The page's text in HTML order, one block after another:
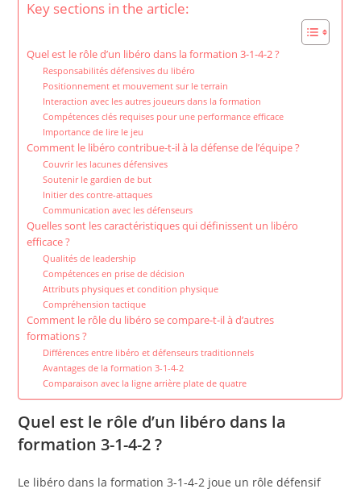
Key sections in the article:
Quel est le rôle d’un libéro dans la formation 3-1-4-2 ?
Responsabilités défensives du libéro
Positionnement et mouvement sur le terrain
Interaction avec les autres joueurs dans la formation
Compétences clés requises pour une performance efficace
Importance de lire le jeu
Comment le libéro contribue-t-il à la défense de l’équipe ?
Couvrir les lacunes défensives
Soutenir le gardien de but
Initier des contre-attaques
Communication avec les défenseurs
Quelles sont les caractéristiques qui définissent un libéro
efficace ?
Qualités de leadership
Compétences en prise de décision
Attributs physiques et condition physique
Compréhension tactique
Comment le rôle du libéro se compare-t-il à d’autres
formations ?
Différences entre libéro et défenseurs traditionnels
Avantages de la formation 3-1-4-2
Comparaison avec la ligne arrière plate de quatre
Quel est le rôle d’un libéro dans la
formation 3-1-4-2 ?
Le libéro dans la formation 3-1-4-2 joue un rôle défensif